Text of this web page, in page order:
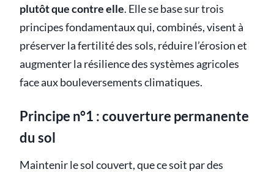
plutôt que contre elle. Elle se base sur trois
principes fondamentaux qui, combinés, visent à
préserver la fertilité des sols, réduire l’érosion et
augmenter la résilience des systèmes agricoles
face aux bouleversements climatiques.
Principe n°1 : couverture permanente
du sol
Maintenir le sol couvert, que ce soit par des